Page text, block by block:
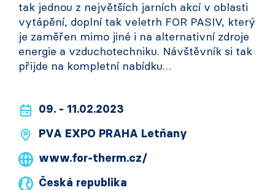
tak jednou z největších jarních akcí v oblasti
vytápění, doplní tak veletrh FOR PASIV, který
je zaměřen mimo jiné i na alternativní zdroje
energie a vzduchotechniku. Návštěvník si tak
přijde na kompletní nabídku…
09. - 11.02.2023
PVA EXPO PRAHA Letňany
www.for-therm.cz/
Česká republika